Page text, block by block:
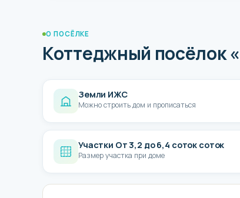
О ПОСЁЛКЕ
Коттеджный посёлок
Земли ИЖС
Можно строить дом и прописаться
Участки От 3,2 до 6,4 соток соток
Размер участка при доме